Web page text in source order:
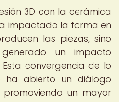
3D con la cerámica
impactado la forma en
las piezas, sino
un impacto
convergencia de lo
ha abierto un diálogo
promoviendo un mayor